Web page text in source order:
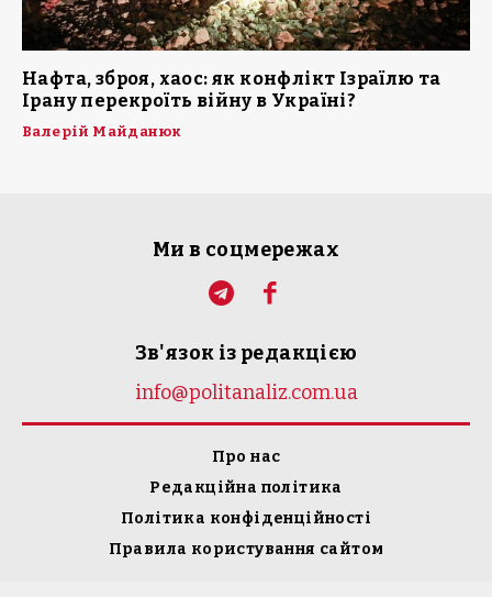
Нафта, зброя, хаос: як конфлікт Ізраїлю та
Ірану перекроїть війну в Україні?
Валерій Майданюк
Ми в соцмережах
Зв'язок із редакцією
info@politanaliz.com.ua
Про нас
Редакційна політика
Політика конфіденційності
Правила користування сайтом